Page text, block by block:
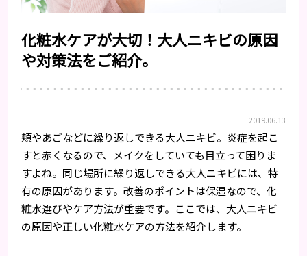
化粧水ケアが大切！大人ニキビの原因
や対策法をご紹介。
2019.06.13
頬やあごなどに繰り返しできる大人ニキビ。炎症を起こ
すと赤くなるので、メイクをしていても目立って困りま
すよね。同じ場所に繰り返しできる大人ニキビには、特
有の原因があります。改善のポイントは保湿なので、化
粧水選びやケア方法が重要です。ここでは、大人ニキビ
の原因や正しい化粧水ケアの方法を紹介します。